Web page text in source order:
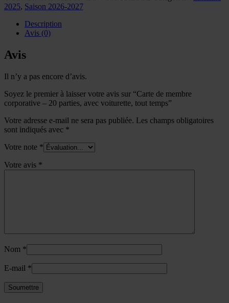
2025, Saison 2026-2027
Description
Avis (0)
Avis
Il n’y a pas encore d’avis.
Soyez le premier à laisser votre avis sur “Carte de membre
corporative – 20 parties, avec voiturette, tout temps”
Votre adresse e-mail ne sera pas publiée. Les champs obligatoires
sont indiqués avec *
Votre note *
Votre avis *
Nom *
E-mail *